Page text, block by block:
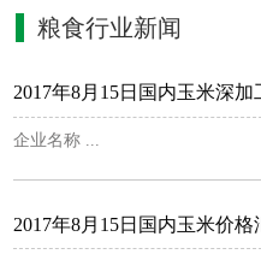
粮食行业新闻
2017年8月15日国内玉米深加
企业名称 ...
2017年8月15日国内玉米价格